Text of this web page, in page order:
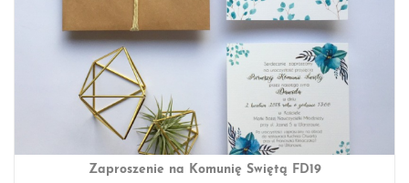
Zaproszenie na Komunię Świętą FD19